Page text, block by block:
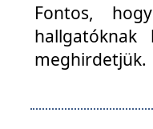
Fontos,
meghirdetjük.